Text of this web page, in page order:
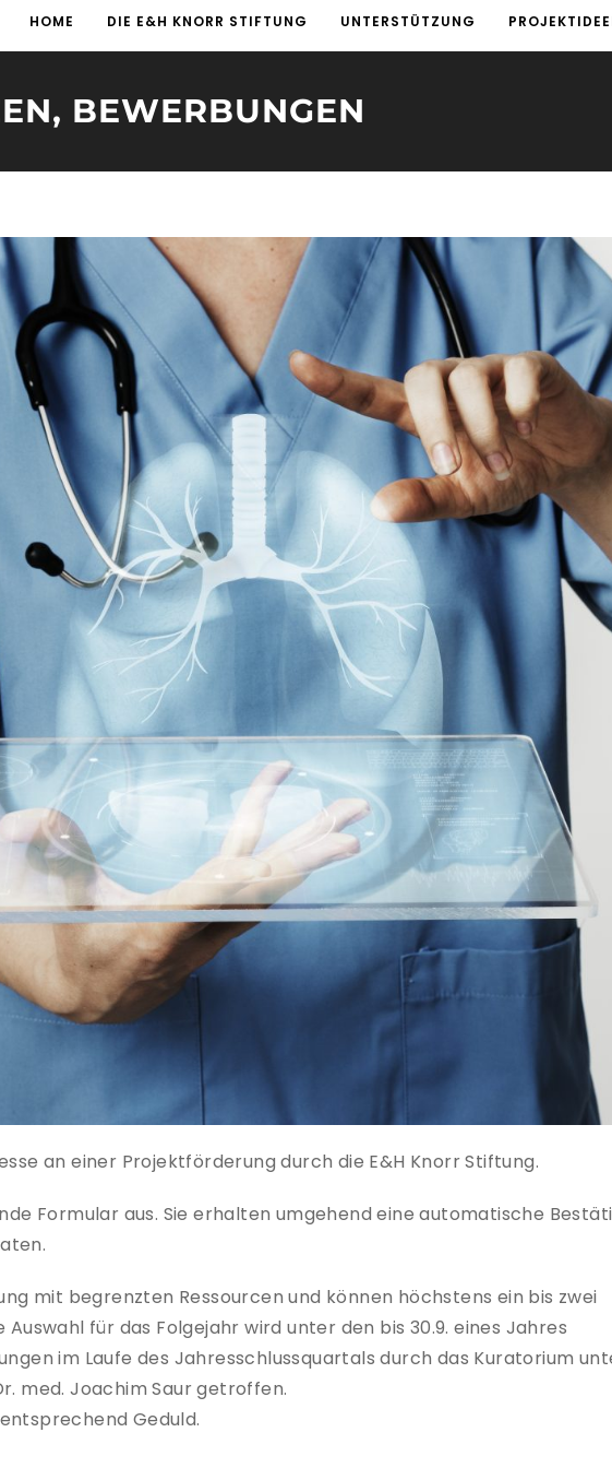
HOME DIE E&H KNORR STIFTUNG UNTERSTÜTZUNG
BEWERBUNGEN
an einer Projektförderung durch die E&H Knorr Stiftung.
Formular aus. Sie erhalten umgehend eine automatische
mit begrenzten Ressourcen und können höchstens ein bis zwei
Auswahl für das Folgejahr wird unter den bis 30.9. eines Jahres
im Laufe des Jahresschlussquartals durch das Kuratorium
med. Joachim Saur getroffen.
Geduld.